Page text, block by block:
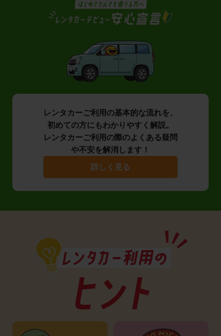
レンタカーご利用の基本的な流れを、
初めての方にもわかりやすく解説。
レンタカーご利用の際のよくある疑問
や不安を解消します！
詳しく見る